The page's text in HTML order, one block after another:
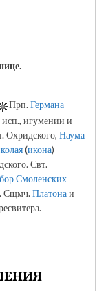
Прп.Германа
исп., игумении и
Охридского, Наума
(икона)
Свт.
Смоленских
Сщмч.Платонаи